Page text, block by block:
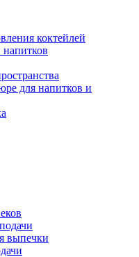
коктейлей
напитков
для напитков и
выпечки